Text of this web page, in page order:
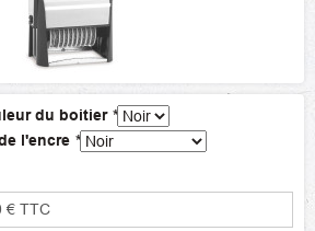
du boitier *
l'encre *
€ TTC